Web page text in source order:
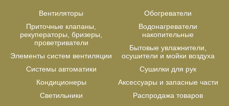
Вентиляторы
Приточные клапаны,
рекуператоры, бризеры,
проветриватели
Элементы систем вентиляции
Системы автоматики
Кондиционеры
Светильники
Обогреватели
Водонагреватели
накопительные
Бытовые увлажнители,
осушители и мойки воздуха
Сушилки для рук
Аксессуары и запасные части
Распродажа товаров